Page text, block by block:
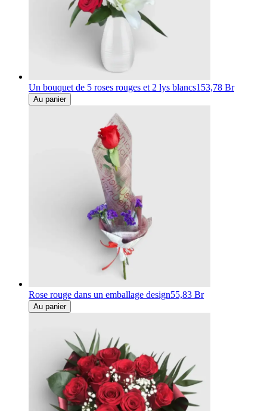
Un bouquet de 5 roses rouges et 2 lys blancs153,78 Br
Au panier
Rose rouge dans un emballage design55,83 Br
Au panier